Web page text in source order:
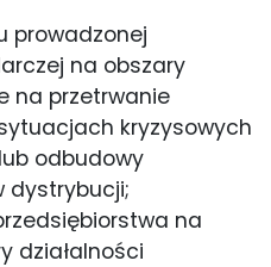
prowadzonej
na obszary
na przetrwanie
kryzysowych
odbudowy
dystrybucji;
na
działalności